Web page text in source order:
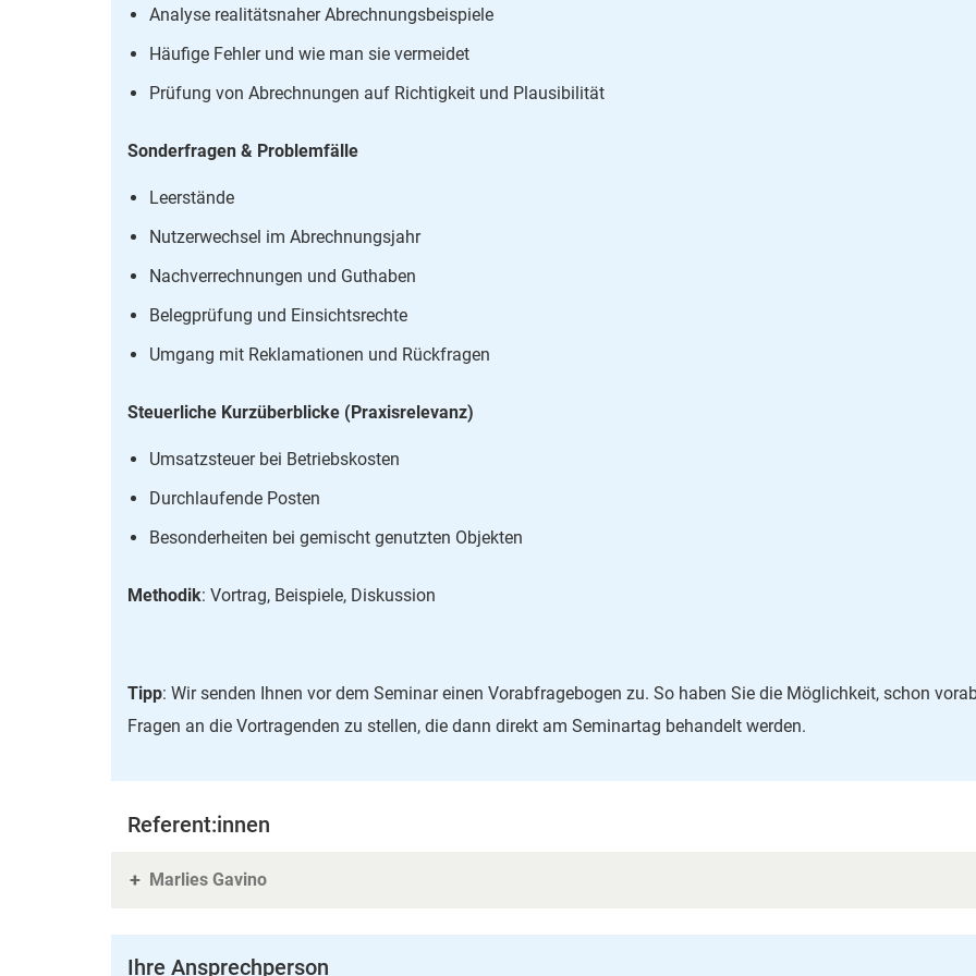
Analyse realitätsnaher Abrechnungsbeispiele
Häufige Fehler und wie man sie vermeidet
Prüfung von Abrechnungen auf Richtigkeit und Plausibilität
Sonderfragen & Problemfälle
Leerstände
Nutzerwechsel im Abrechnungsjahr
Nachverrechnungen und Guthaben
Belegprüfung und Einsichtsrechte
Umgang mit Reklamationen und Rückfragen
Steuerliche Kurzüberblicke (Praxisrelevanz)
Umsatzsteuer bei Betriebskosten
Durchlaufende Posten
Besonderheiten bei gemischt genutzten Objekten
Methodik: Vortrag, Beispiele, Diskussion
Tipp: Wir senden Ihnen vor dem Seminar einen Vorabfragebogen zu. So haben Sie die Möglichkeit, schon
Fragen an die Vortragenden zu stellen, die dann direkt am Seminartag behandelt werden.
Referent:innen
Marlies Gavino
Ihre Ansprechperson